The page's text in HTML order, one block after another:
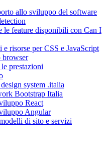
allo sviluppo del software
le feature disponibili con Can I
e risorse per CSS e JavaScript
browser
prestazioni
system .italia
Bootstrap Italia
React
Angular
di sito e servizi